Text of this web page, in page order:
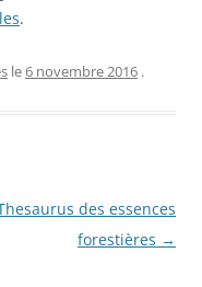
.
le6 novembre 2016 .
des essences
forestières →